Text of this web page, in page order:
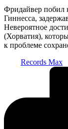
Фридайвер побил
Гиннесса,
Невероятное
(Хорватия),
к проблеме
Records Max